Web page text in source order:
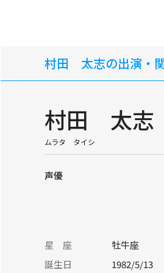
村田 太志の出演・
村田 太志
ムラタ タイシ
声優
星 座
牡牛座
誕生日
1982/5/13